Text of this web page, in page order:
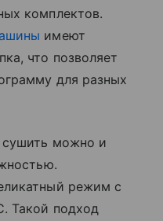
комплектов.
имеют
что позволяет
для разных
можно и
режим с
Такой подход